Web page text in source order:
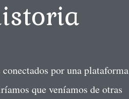
por una plataforma
que veníamos de otras